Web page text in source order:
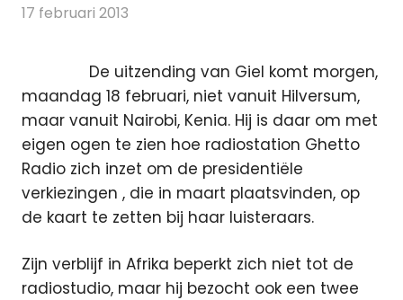
17 februari 2013
De uitzending van Giel komt morgen,
maandag 18 februari, niet vanuit Hilversum,
maar vanuit Nairobi, Kenia. Hij is daar om met
eigen ogen te zien hoe radiostation Ghetto
Radio zich inzet om de presidentiële
verkiezingen , die in maart plaatsvinden, op
de kaart te zetten bij haar luisteraars.
Zijn verblijf in Afrika beperkt zich niet tot de
radiostudio, maar hij bezocht ook een twee